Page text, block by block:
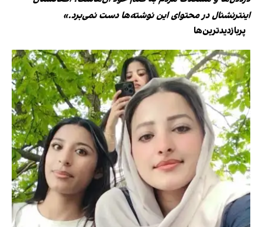
اینترنشنال در محتوای این نوشته‌ها دست نمی‌برد.»
پربازدیدترین‌ها